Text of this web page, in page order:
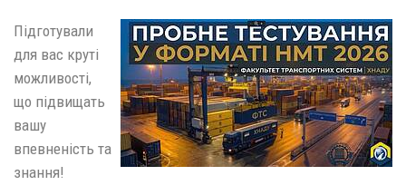
Підготували
для вас круті
можливості,
що підвищать
вашу
впевненість та
знання!